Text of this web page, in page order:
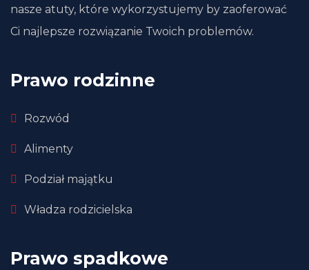
nasze atuty, które wykorzystujemy by zaoferować
Ci najlepsze rozwiązanie Twoich problemów.
Prawo rodzinne
Rozwód
Alimenty
Podział majątku
Władza rodzicielska
Prawo spadkowe